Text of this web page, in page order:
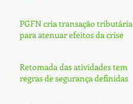
PGFN cria transação tributária
para atenuar efeitos da crise
Retomada das atividades tem
regras de segurança definidas